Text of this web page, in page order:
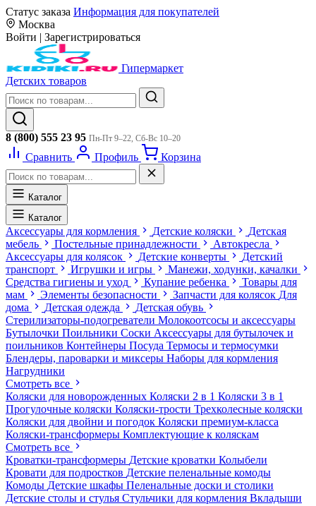
Статус заказа Информация для покупателей
Москва
Войти | Зарегистрироваться
Гипермаркет
Детских товаров
8 (800) 555 23 95 Пн-Пт 9–22, Сб-Вс 10–20
Сравнить Профиль Корзина
Каталог
Каталог
Аксессуары для кормления Детские коляски
Детская
мебель
Постельные принадлежности
Автокресла
Аксессуары для колясок
Детские конверты
Детский
транспорт
Игрушки и игры
Манежи, ходунки, качалки
Средства гигиены и уход
Купание ребенка
Товары для
мам
Элементы безопасности Запчасти для колясок Для
дома
Детская одежда
Детская обувь
Стерилизаторы-подогреватели Молокоотсосы и аксессуары
Бутылочки Поильники Соски Аксессуары для бутылочек и
поильников Контейнеры Посуда Термосы и термосумки
Блендеры, пароварки и миксеры Наборы для кормления
Нагрудники
Смотреть все
Коляски для новорожденных Коляски 2 в 1 Коляски 3 в 1
Прогулочные коляски Коляски-трости Трехколесные коляски
Коляски для двойни и погодок Коляски премиум-класса
Коляски-трансформеры Комплектующие к коляскам
Смотреть все
Кроватки-трансформеры Детские кроватки Колыбели
Кровати для подростков Детские пеленальные комоды
Комоды Детские шкафы Пеленальные доски и столики
Детские столы и стулья Стульчики для кормления Вкладыши